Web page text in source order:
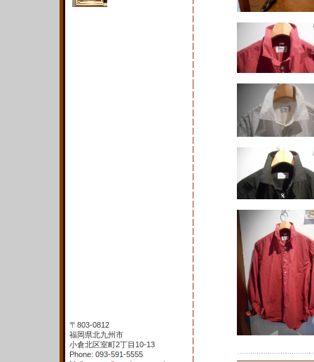
〒803-0812
福岡県北九州市
小倉北区室町2丁目10-13
Phone: 093-591-5555